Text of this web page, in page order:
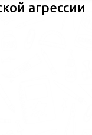
агрессии